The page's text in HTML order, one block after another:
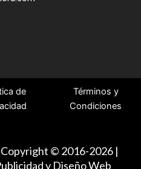
de
Términos y
Condiciones
Copyright © 2016-2026 |
y Diseño Web